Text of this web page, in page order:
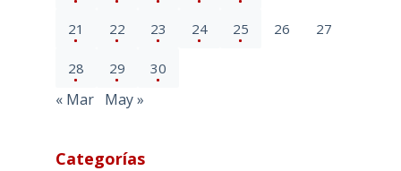
21 22 23 24 25 26 27
28 29 30
« Mar May »
Categorías